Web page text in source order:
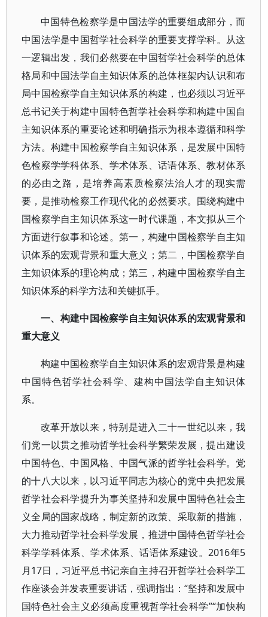
中国特色检察学是中国法学的重要组成部分，而
中国法学是中国哲学社会科学的重要支撑学科。从这
一逻辑出发，我们必然要在中国哲学社会科学的总体
格局和中国法学自主知识体系的总体框架内认识和布
局中国检察学自主知识体系的构建，也必须以习近平
总书记关于构建中国特色哲学社会科学和构建中国自
主知识体系的重要论述和明确指示为根本遵循和科学
方法。构建中国检察学自主知识体系，是发展中国特
色检察学学科体系、学术体系、话语体系、教材体系
的必由之路，是培养高素质检察法治人才的现实需
要，是推动检察工作现代化的必然要求。围绕构建中
国检察学自主知识体系这一时代课题，本文拟从三个
方面进行叙事和论述。第一，构建中国检察学自主知
识体系的宏观背景和重大意义；第二，中国检察学自
主知识体系的理论构成；第三，构建中国检察学自主
知识体系的科学方法和关键抓手。
一、构建中国检察学自主知识体系的宏观背景和
重大意义
构建中国检察学自主知识体系的宏观背景是构建
中国特色哲学社会科学、建构中国法学自主知识体
系。
改革开放以来，特别是进入二十一世纪以来，我
们党一以贯之推动哲学社会科学繁荣发展，提出建设
中国特色、中国风格、中国气派的哲学社会科学。党
的十八大以来，以习近平同志为核心的党中央把发展
哲学社会科学提升为事关坚持和发展中国特色社会主
义全局的国家战略，制定新的政策、采取新的措施，
大力推动哲学社会科学发展，推进中国特色哲学社会
科学学科体系、学术体系、话语体系建设。2016年5
月17日，习近平总书记亲自主持召开哲学社会科学工
作座谈会并发表重要讲话，强调指出：“坚持和发展中
国特色社会主义必须高度重视哲学社会科学”“加快构